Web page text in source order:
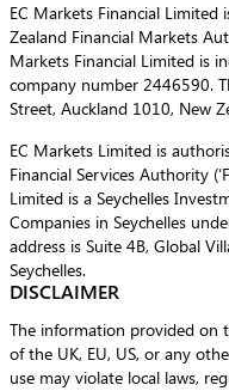
EC Markets Financial
Zealand Financial Markets
Markets Financial Limited is
company number 2446590.
Street, Auckland 1010, New
EC Markets Limited is
Financial Services Authority
Limited is a Seychelles
Companies in Seychelles
address is Suite 4B, Global
Seychelles.
DISCLAIMER
The information provided on
of the UK, EU, US, or any
use may violate local laws,